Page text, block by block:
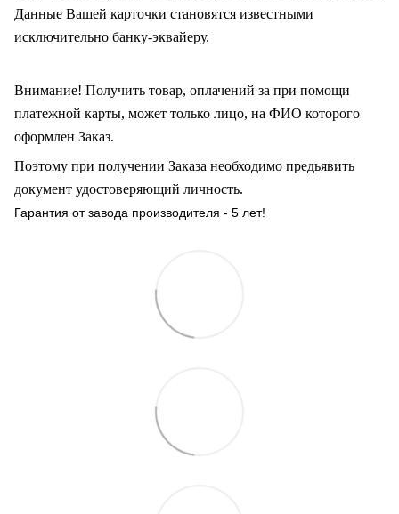
Данные Вашей карточки становятся известными
исключительно банку-эквайеру.
Внимание! Получить товар, оплачений за при помощи
платежной карты, может только лицо, на ФИО которого
оформлен Заказ.
Поэтому при получении Заказа необходимо предьявить
документ удостоверяющий личность.
Гарантия от завода производителя - 5 лет!